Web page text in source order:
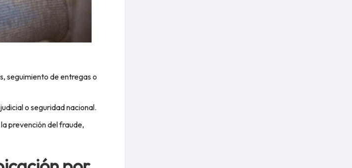
seguimiento de entregas o
o seguridad nacional.
prevención del fraude,